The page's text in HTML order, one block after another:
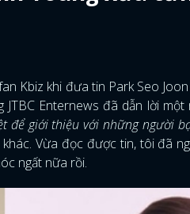
Kbiz khi đưa tin Park Seo
Enternews đã dẫn lời một
để giới thiệu với những người
Vừa đọc được tin, tôi đã
ngất nữa rồi.